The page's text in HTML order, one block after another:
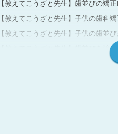
【教えてこうざと先生】歯並びの矯
【教えてこうざと先生】子供の歯科
【教えてこうざと先生】子供の歯並
【教えてこうざと先生】歯並びを治
【教えてこうざと先生】矯正治療の